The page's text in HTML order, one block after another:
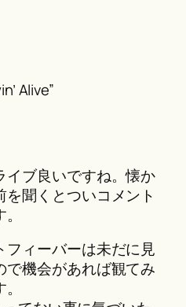
Alive”
イブ良いですね。懐か
を聞くとついコメント
フィーバーは未だに見
で機会があれば観てみ